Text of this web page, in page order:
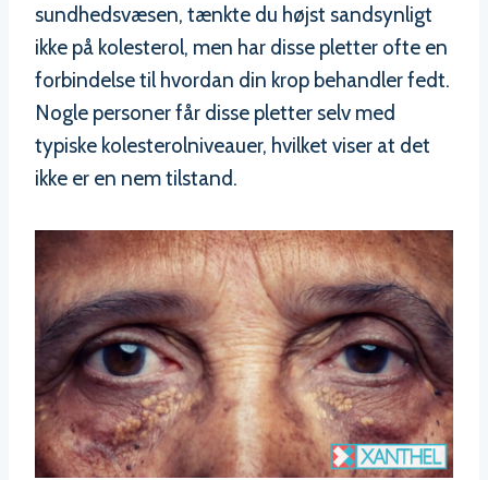
sundhedsvæsen, tænkte du højst sandsynligt
ikke på kolesterol, men har disse pletter ofte en
forbindelse til hvordan din krop behandler fedt.
Nogle personer får disse pletter selv med
typiske kolesterolniveauer, hvilket viser at det
ikke er en nem tilstand.